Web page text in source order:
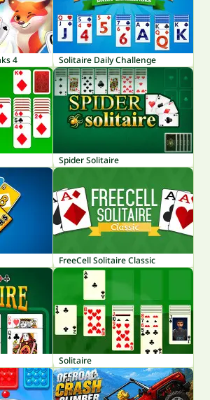
4 Solitaire Daily Challenge
Spider Solitaire
FreeCell Solitaire Classic
Solitaire